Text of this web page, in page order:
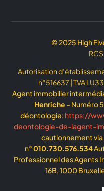
© 2025 High
Autorisation
n°516637 | TVA
Agent immobilier
Henriche – Numéro
déontologie: https://
deontologie-de-lagent-
cautionnement via
n°010.730.576.534
Professionnel des Agents
16B, 1000